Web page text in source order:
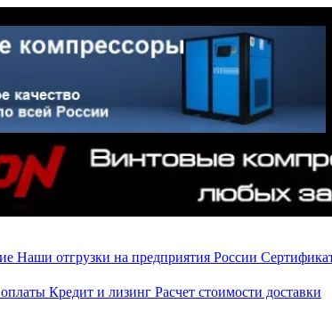
Наши отгрузки на предприятия России
Кредит и лизинг Расчет стоимости доставки